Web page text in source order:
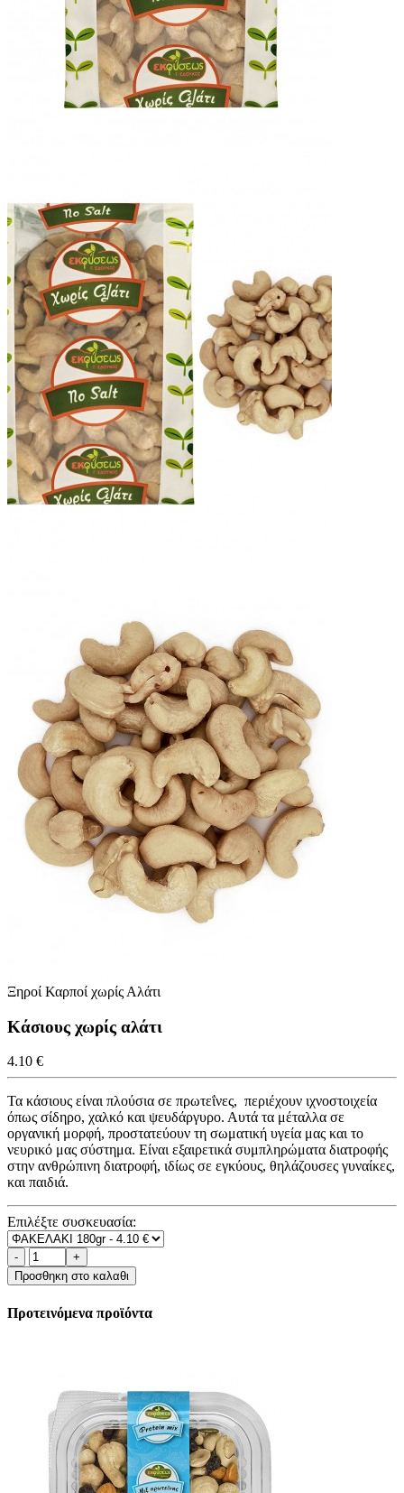
Ξηροί Καρποί χωρίς Αλάτι
Κάσιους χωρίς αλάτι
4.10 €
Τα κάσιους είναι πλούσια σε πρωτεΐνες, περιέχουν ιχνοστοιχεία
όπως σίδηρο, χαλκό και ψευδάργυρο. Αυτά τα μέταλλα σε
οργανική μορφή, προστατεύουν τη σωματική υγεία μας και το
νευρικό μας σύστημα. Είναι εξαιρετικά συμπληρώματα διατροφής
στην ανθρώπινη διατροφή, ιδίως σε εγκύους, θηλάζουσες γυναίκες,
και παιδιά.
Επιλέξτε συσκευασία:
Προσθηκη στο καλαθι
Προτεινόμενα προϊόντα